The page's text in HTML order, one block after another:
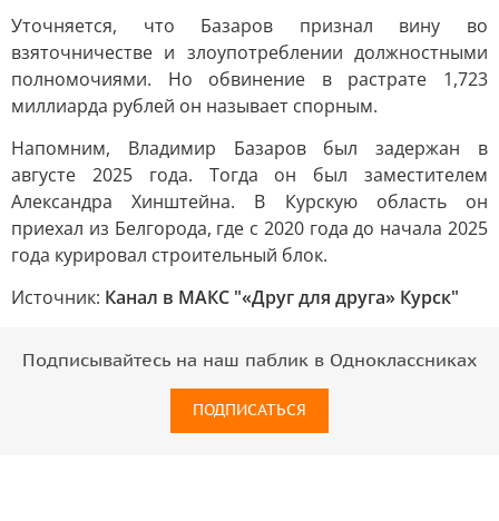
Уточняется, что Базаров признал вину во
взяточничестве и злоупотреблении должностными
полномочиями. Но обвинение в растрате 1,723
миллиарда рублей он называет спорным.
Напомним, Владимир Базаров был задержан в
августе 2025 года. Тогда он был заместителем
Александра Хинштейна. В Курскую область он
приехал из Белгорода, где с 2020 года до начала 2025
года курировал строительный блок.
Источник: Канал в МАКС "«Друг для друга» Курск"
Подписывайтесь на наш паблик в Одноклассниках
ПОДПИСАТЬСЯ